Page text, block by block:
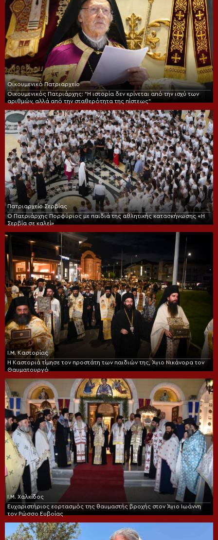
Οικουμενικό Πατριαρχείο
Οικουμενικός Πατριάρχης: “Η ιστορία δεν κρίνεται από την ισχύ των
αριθμών, αλλά από την σταθερότητα της πίστεως”
Πατριαρχείο Σερβίας
Ο Πατριάρχης Πορφύριος με παιδιά της αθλητικής κατασκήνωσης «Η
Σερβία σε καλεί»
Ι.Μ. Καστορίας
Η Καστοριά τίμησε τον προστάτη των παιδιών της, Άγιο Νικάνορα τον
Θαυματουργό
Ι.Μ. Χαλκίδος
Ευχαριστήριος εορτασμός της θαυμαστής βροχής στον Άγιο Ιωάννη
τον Ρώσσο Ευβοίας